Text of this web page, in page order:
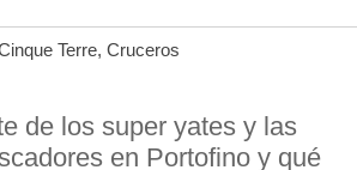
Terre, Cruceros
de los super yates y las
en Portofino y qué